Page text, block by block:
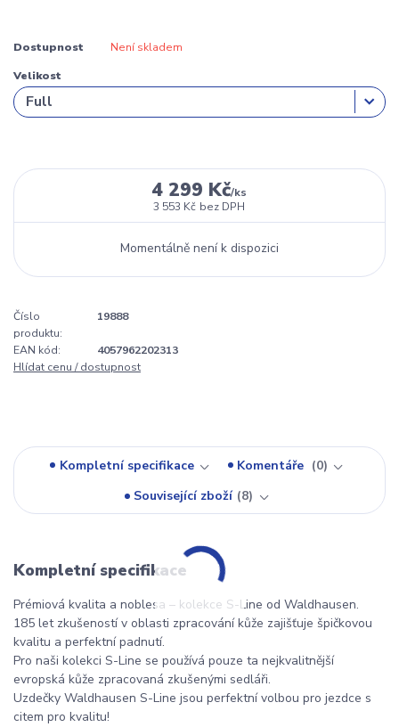
Dostupnost Není skladem
Velikost
4 299 Kč/ks
3 553 Kč bez DPH
Momentálně není k dispozici
Číslo
produktu:
19888
EAN kód:
4057962202313
Hlídat cenu / dostupnost
Kompletní specifikace Komentáře
0
Související zboží 8
Kompletní specifikace
Prémiová kvalita a noblesa – kolekce S-Line od Waldhausen.
185 let zkušeností v oblasti zpracování kůže zajišťuje špičkovou
kvalitu a perfektní padnutí.
Pro naši kolekci S-Line se používá pouze ta nejkvalitnější
evropská kůže zpracovaná zkušenými sedláři.
Uzdečky Waldhausen S-Line jsou perfektní volbou pro jezdce s
citem pro kvalitu!